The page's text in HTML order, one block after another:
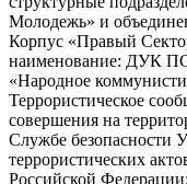
Молодежь» и
Корпус «Правый
наименование: ДУК
«Народное
Террористическое
совершения на
Службе безопасности
террористических
Российской